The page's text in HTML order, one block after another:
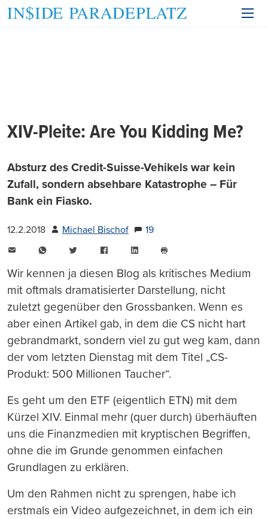
XIV-Pleite: Are You Kidding Me?
Absturz des Credit-Suisse-Vehikels war kein
Zufall, sondern absehbare Katastrophe – Für
Bank ein Fiasko.
12.2.2018 Michael Bischof
19
WhatsAppTwitter FacebookLinkedIn
drucken
Wir kennen ja diesen Blog als kritisches Medium
mit oftmals dramatisierter Darstellung, nicht
zuletzt gegenüber den Grossbanken. Wenn es
aber einen Artikel gab, in dem die CS nicht hart
gebrandmarkt, sondern viel zu gut weg kam, dann
der vom letzten Dienstag mit dem Titel „CS-
Produkt: 500 Millionen Taucher“.
Es geht um den ETF (eigentlich ETN) mit dem
Kürzel XIV. Einmal mehr (quer durch) überhäuften
uns die Finanzmedien mit kryptischen Begriffen,
ohne die im Grunde genommen einfachen
Grundlagen zu erklären.
Um den Rahmen nicht zu sprengen, habe ich
erstmals ein Video aufgezeichnet, in dem ich ein